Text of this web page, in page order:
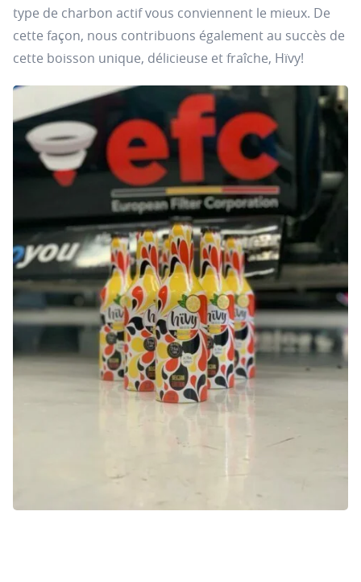
type de charbon actif vous conviennent le mieux. De
cette façon, nous contribuons également au succès de
cette boisson unique, délicieuse et fraîche, Hïvy!